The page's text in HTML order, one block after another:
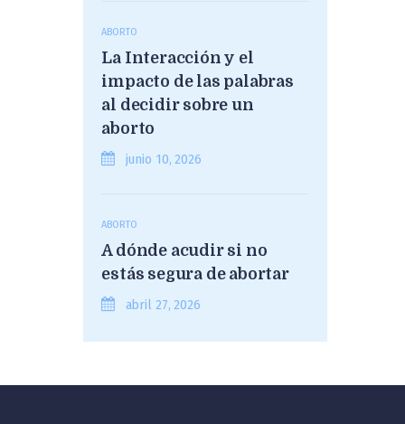
ABORTO
La Interacción y el
impacto de las palabras
al decidir sobre un
aborto
junio 10, 2026
ABORTO
A dónde acudir si no
estás segura de abortar
abril 27, 2026